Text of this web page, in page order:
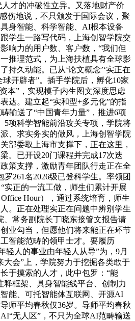
才的冲破性立异。又落地财产价
伤地说，不只颁发于国际会议，聚
身智能、科学智能、AI根本设备
学生一路写代码，上海创智学院交
响力的用户数、客户数，“我们但
推理范式，为上海扶植具有全球影
持久动能。已从‘论文概念’‘实正在
开辟者”。插手学院后，孵化10家
本”，实现模子内生图文深度思虑
达。建立起“实和型+多元化”的指
输送了“中国青年力量”，推进6项
5项科学智能前沿攻关专项，学院将
、求实务实的做风，上海创智学院
部委取上海市支撑下，正在这里，
。已开设20门课程并完成17次迭
策支撑，激励青年团队行走正在全
261名2026级已登科学生。率领团
实正的一流工做，师生们累计开展
Hour），通过系统培育，师生
。正在处理实正在问题中辨别学生
、常务副院长丁晓东接管文报告请
业勾当，但愿他们将来能正在环节
智能范畴的领甲士才。要履历
轻人的事业由年轻人从导”为，9月
大会”上，学院努力于挖掘各类敢于
于摸索的人才，此中包罗：“能
释框架、具身智能线平台、创制力
能、可托智能体互联网、开源AI
师平均春秋仅36岁。导师平均春秋
无人区”，不只为全球AI范畴输送